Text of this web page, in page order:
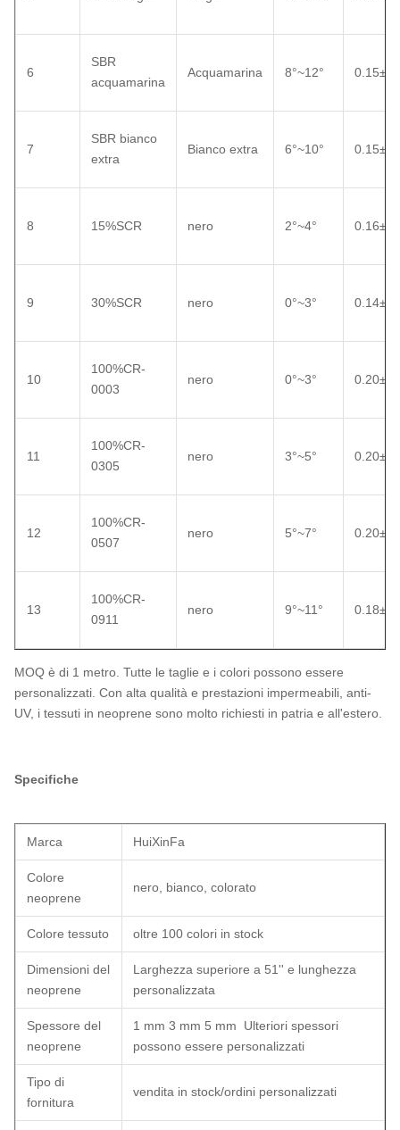
6
SBR
acquamarina
Acquamarina 8°~12°
7
SBR bianco
extra
Bianco extra 6°~10°
8 15%SCR nero 2°~4°
9 30%SCR nero 0°~3°
10
100%CR-
0003
nero 0°~3°
11
100%CR-
0305
nero 3°~5°
12
100%CR-
0507
nero 5°~7°
13
100%CR-
0911
nero 9°~11°
MOQ è di 1 metro. Tutte le taglie e i colori possono essere
personalizzati. Con alta qualità e prestazioni impermeabili, anti-
UV, i tessuti in neoprene sono molto richiesti in patria e all'estero.
Specifiche
Marca HuiXinFa
Colore
neoprene
nero, bianco, colorato
Colore tessuto oltre 100 colori in stock
Dimensioni del
neoprene
Larghezza superiore a 51'' e lunghezza
personalizzata
Spessore del
neoprene
1 mm 3 mm 5 mm
Ulteriori spessori
possono essere personalizzati
Tipo di
fornitura
vendita in stock/ordini personalizzati